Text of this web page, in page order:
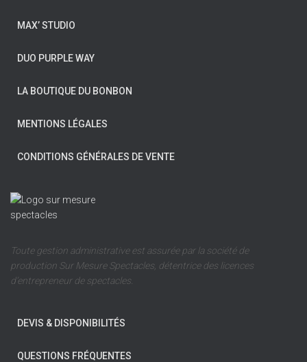
MAX’ STUDIO
DUO PURPLE WAY
LA BOUTIQUE DU BONBON
MENTIONS LÉGALES
CONDITIONS GÉNÉRALES DE VENTE
Toute gestion administrative est assurée par la société de
production Sur Mesure Spectacles, détentrice des licences
d’entrepreneur de spectacles.
DEVIS & DISPONIBILITÉS
QUESTIONS FRÉQUENTES